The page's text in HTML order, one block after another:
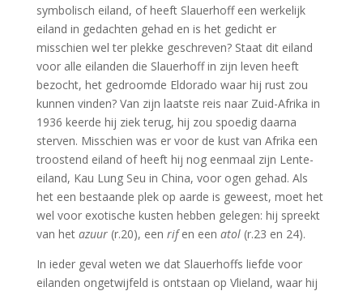
symbolisch eiland, of heeft Slauerhoff een werkelijk
eiland in gedachten gehad en is het gedicht er
misschien wel ter plekke geschreven? Staat dit eiland
voor alle eilanden die Slauerhoff in zijn leven heeft
bezocht, het gedroomde Eldorado waar hij rust zou
kunnen vinden? Van zijn laatste reis naar Zuid-Afrika in
1936 keerde hij ziek terug, hij zou spoedig daarna
sterven. Misschien was er voor de kust van Afrika een
troostend eiland of heeft hij nog eenmaal zijn Lente-
eiland, Kau Lung Seu in China, voor ogen gehad. Als
het een bestaande plek op aarde is geweest, moet het
wel voor exotische kusten hebben gelegen: hij spreekt
van het azuur(r.20), een rifen een atol(r.23 en 24).
In ieder geval weten we dat Slauerhoffs liefde voor
eilanden ongetwijfeld is ontstaan op Vlieland, waar hij